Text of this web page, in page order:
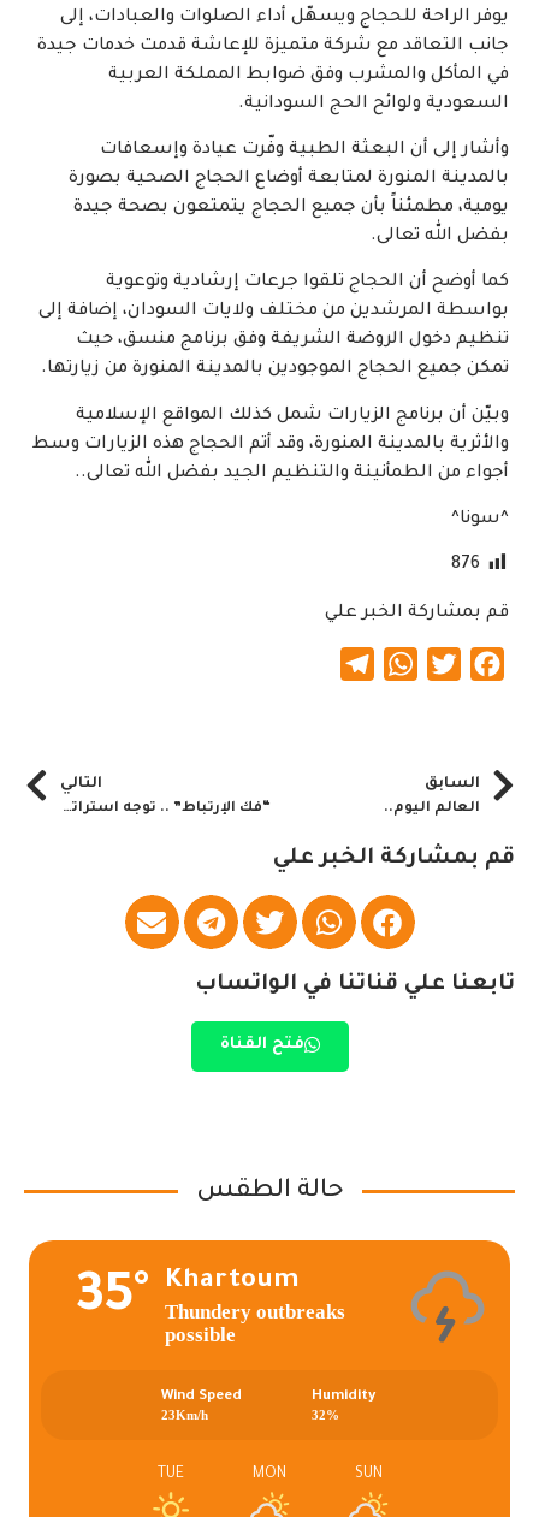
يوفر الراحة للحجاج ويسهّل أداء الصلوات والعبادات، إلى
جانب التعاقد مع شركة متميزة للإعاشة قدمت خدمات جيدة
في المأكل والمشرب وفق ضوابط المملكة العربية
السعودية ولوائح الحج السودانية.
وأشار إلى أن البعثة الطبية وفّرت عيادة وإسعافات
بالمدينة المنورة لمتابعة أوضاع الحجاج الصحية بصورة
يومية، مطمئناً بأن جميع الحجاج يتمتعون بصحة جيدة
بفضل الله تعالى.
كما أوضح أن الحجاج تلقوا جرعات إرشادية وتوعوية
بواسطة المرشدين من مختلف ولايات السودان، إضافة إلى
تنظيم دخول الروضة الشريفة وفق برنامج منسق، حيث
تمكن جميع الحجاج الموجودين بالمدينة المنورة من زيارتها.
وبيّن أن برنامج الزيارات شمل كذلك المواقع الإسلامية
والأثرية بالمدينة المنورة، وقد أتم الحجاج هذه الزيارات وسط
أجواء من الطمأنينة والتنظيم الجيد بفضل الله تعالى..
^سونا^
876
قم بمشاركة الخبر علي
Facebook
Twitter
WhatsApp
السابق
العالم اليوم..
التالي
“فك الإرتباط” .. توجه استراتيجي جديد لعلماء السودان
قم بمشاركة الخبر علي
تابعنا علي قناتنا في الواتساب
فتح القناة
حالة الطقس
Khartoum
Thundery outbreaks
possible
35°
Humidity
32%
Wind Speed
23Km/h
SUN
MON
TUE